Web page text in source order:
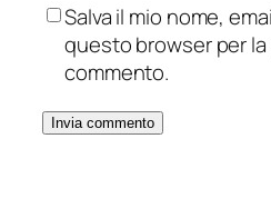
Salva il mio nome,
questo browser per
commento.